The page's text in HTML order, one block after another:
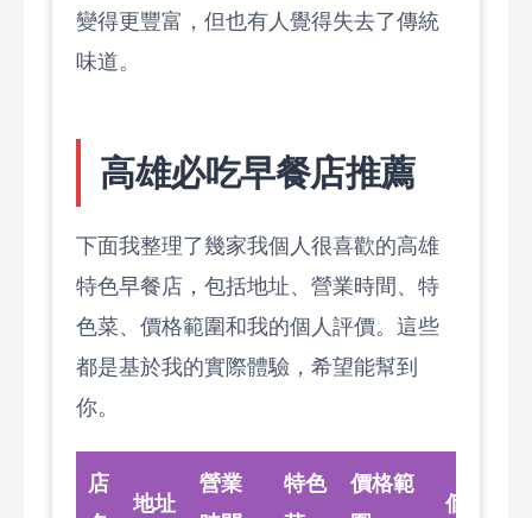
變得更豐富，但也有人覺得失去了傳統
味道。
高雄必吃早餐店推薦
下面我整理了幾家我個人很喜歡的高雄
特色早餐店，包括地址、營業時間、特
色菜、價格範圍和我的個人評價。這些
都是基於我的實際體驗，希望能幫到
你。
店
地址
營業
特色
價格範
個人評價